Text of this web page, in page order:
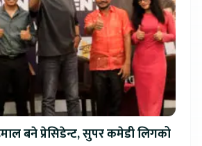
बने प्रेसिडेन्ट, सुपर कमेडी लिगको